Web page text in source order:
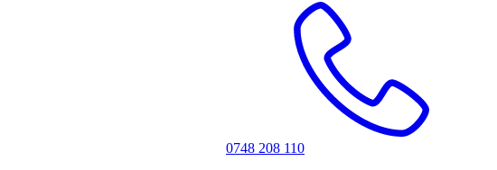
0748 208 110